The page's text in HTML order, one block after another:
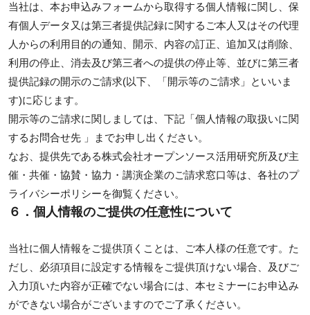
当社は、本お申込みフォームから取得する個人情報に関し、保
有個人データ又は第三者提供記録に関するご本人又はその代理
人からの利用目的の通知、開示、内容の訂正、追加又は削除、
利用の停止、消去及び第三者への提供の停止等、並びに第三者
提供記録の開示のご請求(以下、「開示等のご請求」といいま
す)に応じます。
開示等のご請求に関しましては、下記「個人情報の取扱いに関
するお問合せ先 」までお申し出ください。
なお、提供先である株式会社オープンソース活用研究所及び主
催・共催・協賛・協力・講演企業のご請求窓口等は、各社のプ
ライバシーポリシーを御覧ください。
６．個人情報のご提供の任意性について
当社に個人情報をご提供頂くことは、ご本人様の任意です。た
だし、必須項目に設定する情報をご提供頂けない場合、及びご
入力頂いた内容が正確でない場合には、本セミナーにお申込み
ができない場合がございますのでご了承ください。